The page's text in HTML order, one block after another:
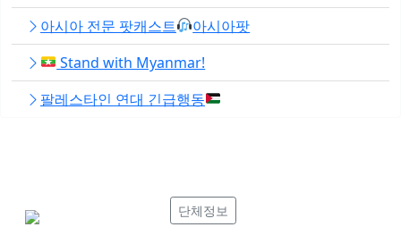
아시아 전문 팟캐스트
아시아팟
Stand with Myanmar!
팔레스타인 연대 긴급행동
단체정보